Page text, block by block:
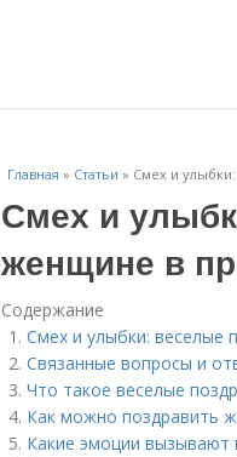
Главная » Статьи » Смех и
Смех и
женщине в
Содержание
Смех и улыбки: веселые
Связанные вопросы и
Что такое веселые
Как можно поздравить
Какие эмоции вызывают